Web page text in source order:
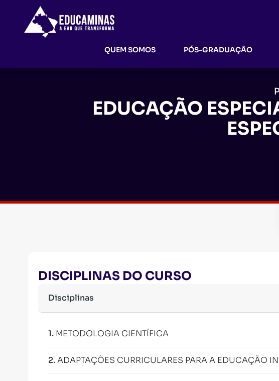
QUEM SOMOS PÓS-GRADUAÇÃO
EDUCAÇÃO
DISCIPLINAS DO CURSO
Disciplinas
1. METODOLOGIA CIENTÍFICA
2.ADAPTAÇÕES CURRICULARES PARA A EDUCAÇÃO